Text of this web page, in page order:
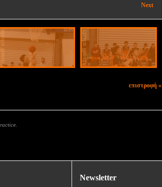
Next
επιστροφή »
Newsletter